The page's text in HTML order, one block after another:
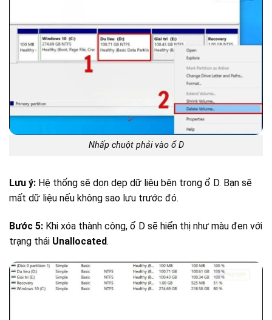
Nhấp chuột phải vào ổ D
Lưu ý: Hệ thống sẽ dọn dẹp dữ liệu bên trong ổ D. Bạn sẽ
mất dữ liệu nếu không sao lưu trước đó.
Bước 5: Khi xóa thành công, ổ D sẽ hiển thị như màu đen với
trạng thái Unallocated.